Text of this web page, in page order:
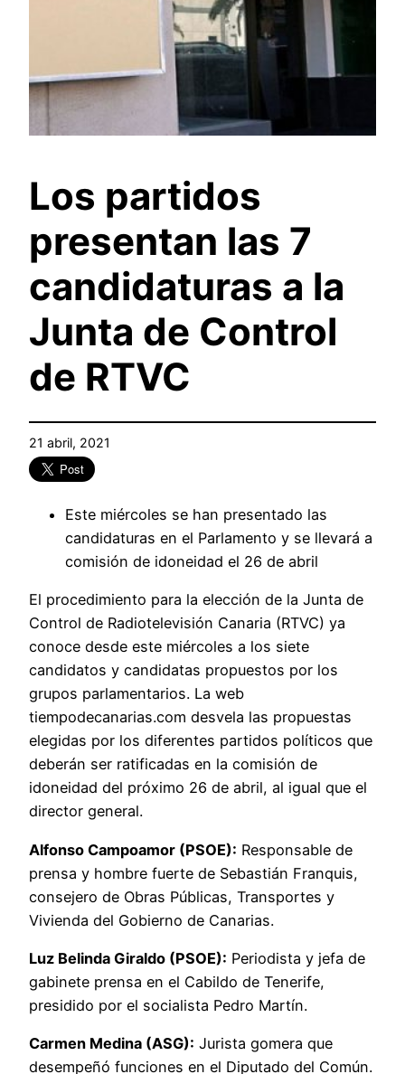
Los partidos
presentan las 7
candidaturas a la
Junta de Control
de RTVC
21 abril, 2021
Este miércoles se han presentado las
candidaturas en el Parlamento y se llevará a
comisión de idoneidad el 26 de abril
El procedimiento para la elección de la Junta de
Control de Radiotelevisión Canaria (RTVC) ya
conoce desde este miércoles a los siete
candidatos y candidatas propuestos por los
grupos parlamentarios. La web
tiempodecanarias.com desvela las propuestas
elegidas por los diferentes partidos políticos que
deberán ser ratificadas en la comisión de
idoneidad del próximo 26 de abril, al igual que el
director general.
Alfonso Campoamor (PSOE): Responsable de
prensa y hombre fuerte de Sebastián Franquis,
consejero de Obras Públicas, Transportes y
Vivienda del Gobierno de Canarias.
Luz Belinda Giraldo (PSOE): Periodista y jefa de
gabinete prensa en el Cabildo de Tenerife,
presidido por el socialista Pedro Martín.
Carmen Medina (ASG): Jurista gomera que
desempeñó funciones en el Diputado del Común.